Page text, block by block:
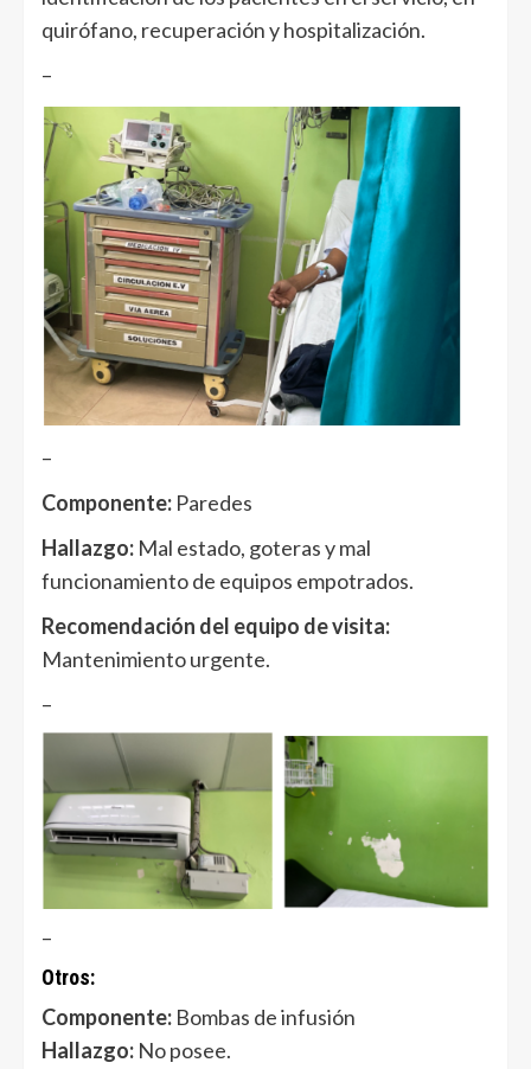
quirófano, recuperación y hospitalización.
–
–
Componente: Paredes
Hallazgo: Mal estado, goteras y mal
funcionamiento de equipos empotrados.
Recomendación del equipo de visita:
Mantenimiento urgente.
–
–
Otros:
Componente: Bombas de infusión
Hallazgo: No posee.